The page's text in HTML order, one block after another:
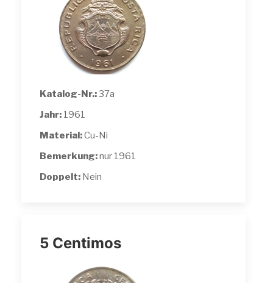
Katalog-Nr.:37a
Jahr: 1961
Material:Cu-Ni
Bemerkung:nur 1961
Doppelt: Nein
5 Centimos